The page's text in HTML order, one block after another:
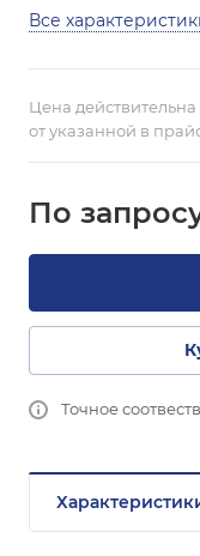
Все
Цена действительна
от указанной в
По запр
Точное